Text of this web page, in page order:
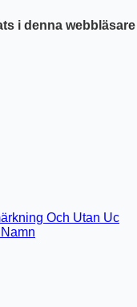
i denna webbläsare
Och Utan Uc